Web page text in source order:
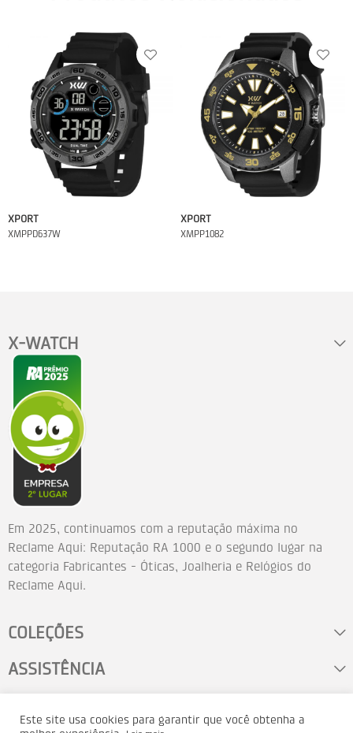
XPORT
XMPPD637W
XPORT
XMPP1082
X-WATCH
Em 2025, continuamos com a reputação máxima no
Reclame Aqui: Reputação RA 1000 e o segundo lugar na
categoria Fabricantes - Óticas, Joalheria e Relógios do
Reclame Aqui.
COLEÇÕES
ASSISTÊNCIA
Este site usa cookies para garantir que você obtenha a